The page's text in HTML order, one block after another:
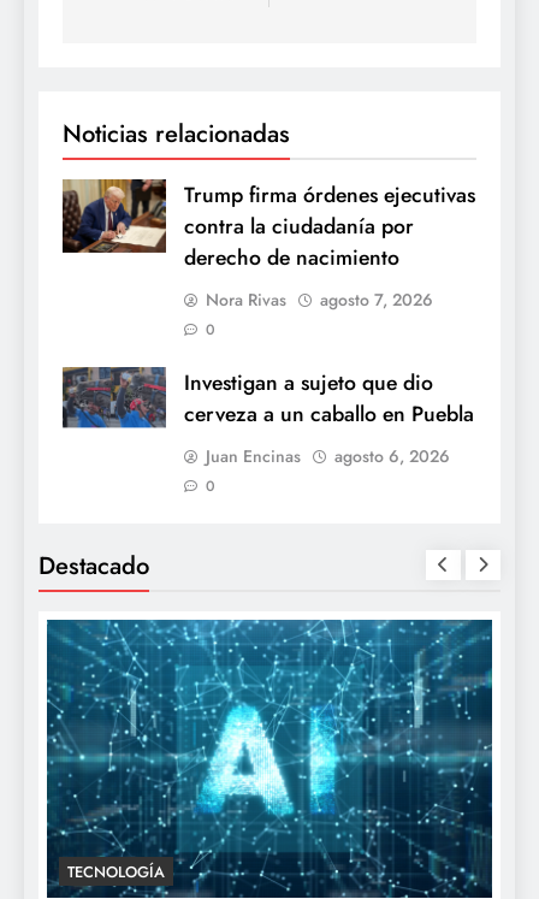
Noticias relacionadas
Trump firma órdenes ejecutivas
contra la ciudadanía por
derecho de nacimiento
Nora Rivas agosto 7, 2026
0
Investigan a sujeto que dio
cerveza a un caballo en Puebla
Juan Encinas agosto 6, 2026
0
Destacado
TECNOLOGÍA